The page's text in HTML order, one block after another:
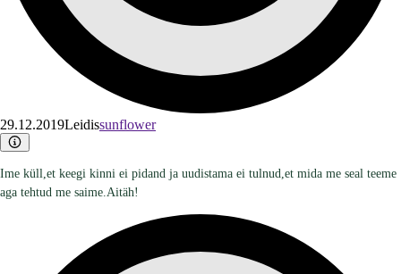
29.12.2019Leidissunflower
Ime küll,et keegi kinni ei pidand ja uudistama ei tulnud,et mida me seal teeme
aga tehtud me saime.Aitäh!